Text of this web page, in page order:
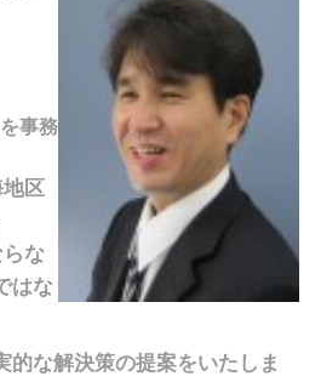
。
事務
区
な
はな
な解決策の提案をいたしま